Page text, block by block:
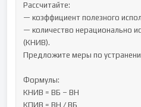
Рассчитайте:
— коэффициент полезного
— количество нерационально
(КНИВ).
Предложите меры по
Формулы:
КНИВ = ВБ – ВН
КПИВ = ВН / ВБ